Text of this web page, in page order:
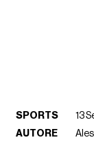
SPORTS
13
AUTORE